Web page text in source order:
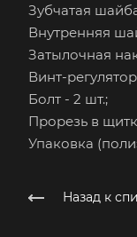
Зубчатая
Внутренняя
Затылочная
Винт-
Болт - 2 шт.;
Прорезь в
Упаковка
Назад к